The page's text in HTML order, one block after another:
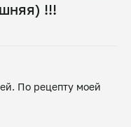
!!!
По рецепту моей